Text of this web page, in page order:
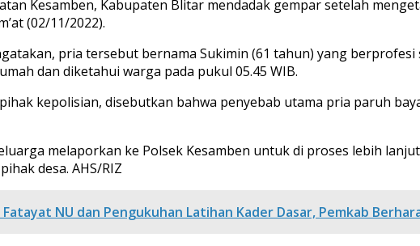
Kesamben, Kabupaten Blitar mendadak gempar setelah
(02/11/2022).
pria tersebut bernama Sukimin (61 tahun) yang
dan diketahui warga pada pukul 05.45 WIB.
kepolisian, disebutkan bahwa penyebab utama pria paruh
melaporkan ke Polsek Kesamben untuk di proses lebih
desa. AHS/RIZ
NU dan Pengukuhan Latihan Kader Dasar, Pemkab